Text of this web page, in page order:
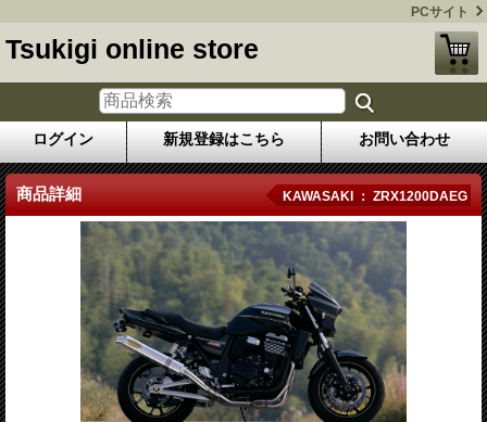
PCサイト
Tsukigi online store
ログイン 新規登録はこちら お問い合わせ
商品詳細 KAWASAKI ： ZRX1200DAEG